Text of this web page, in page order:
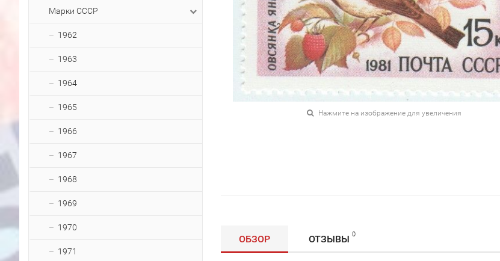
Марки СССР
1962
1963
1964
1965
1966
1967
1968
1969
1970
1971
Нажмите на изображение для увеличения
ОБЗОР ОТЗЫВЫ 0